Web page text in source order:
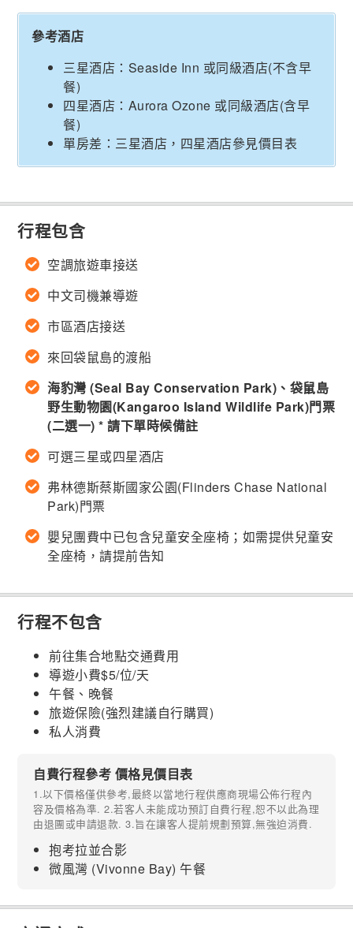
參考酒店
三星酒店：Seaside Inn 或同級酒店(不含早
餐)
四星酒店：Aurora Ozone 或同級酒店(含早
餐)
單房差：三星酒店，四星酒店參見價目表
行程包含
空調旅遊車接送
中文司機兼導遊
市區酒店接送
來回袋鼠島的渡船
海豹灣 (Seal Bay Conservation Park)、袋鼠島
野生動物園(Kangaroo Island Wildlife Park)門票
(二選一) * 請下單時候備註
可選三星或四星酒店
弗林德斯蔡斯國家公園(Flinders Chase National
Park)門票
嬰兒團費中已包含兒童安全座椅；如需提供兒童安
全座椅，請提前告知
行程不包含
前往集合地點交通費用
導遊小費$5/位/天
午餐、晚餐
旅遊保險(強烈建議自行購買)
私人消費
自費行程參考 價格見價目表
1.以下價格僅供參考,最終以當地行程供應商現場公佈行程內
容及價格為準. 2.若客人未能成功預訂自費行程,恕不以此為理
由退團或申請退款. 3.旨在讓客人提前規劃預算,無強迫消費.
抱考拉並合影
微風灣 (Vivonne Bay) 午餐